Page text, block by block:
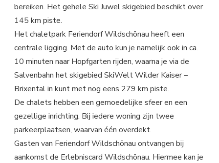
bereiken. Het gehele Ski Juwel skigebied beschikt over
145 km piste.
Het chaletpark Feriendorf Wildschönau heeft een
centrale ligging. Met de auto kun je namelijk ook in ca.
10 minuten naar Hopfgarten rijden, waarna je via de
Salvenbahn het skigebied SkiWelt Wilder Kaiser –
Brixental in kunt met nog eens 279 km piste.
De chalets hebben een gemoedelijke sfeer en een
gezellige inrichting. Bij iedere woning zijn twee
parkeerplaatsen, waarvan één overdekt.
Gasten van Feriendorf Wildschönau ontvangen bij
aankomst de Erlebniscard Wildschönau. Hiermee kan je